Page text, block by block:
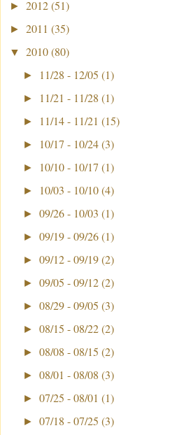
► 2012 (51)
► 2011 (35)
▼ 2010 (80)
► 11/28 - 12/05 (1)
► 11/21 - 11/28 (1)
► 11/14 - 11/21 (15)
► 10/17 - 10/24 (3)
► 10/10 - 10/17 (1)
► 10/03 - 10/10 (4)
► 09/26 - 10/03 (1)
► 09/19 - 09/26 (1)
► 09/12 - 09/19 (2)
► 09/05 - 09/12 (2)
► 08/29 - 09/05 (3)
► 08/15 - 08/22 (2)
► 08/08 - 08/15 (2)
► 08/01 - 08/08 (3)
► 07/25 - 08/01 (1)
► 07/18 - 07/25 (3)